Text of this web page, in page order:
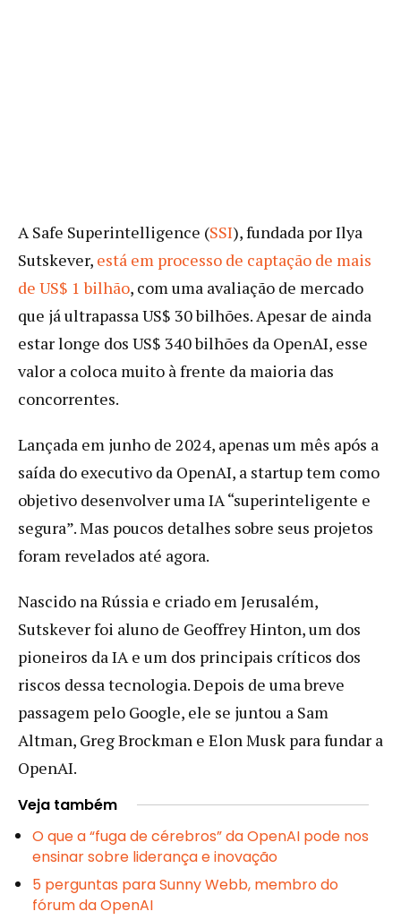
A Safe Superintelligence (SSI), fundada por Ilya
Sutskever, está em processo de captação de mais
de US$ 1 bilhão, com uma avaliação de mercado
que já ultrapassa US$ 30 bilhões. Apesar de ainda
estar longe dos US$ 340 bilhões da OpenAI, esse
valor a coloca muito à frente da maioria das
concorrentes.
Lançada em junho de 2024, apenas um mês após a
saída do executivo da OpenAI, a startup tem como
objetivo desenvolver uma IA “superinteligente e
segura”. Mas poucos detalhes sobre seus projetos
foram revelados até agora.
Nascido na Rússia e criado em Jerusalém,
Sutskever foi aluno de Geoffrey Hinton, um dos
pioneiros da IA e um dos principais críticos dos
riscos dessa tecnologia. Depois de uma breve
passagem pelo Google, ele se juntou a Sam
Altman, Greg Brockman e Elon Musk para fundar a
OpenAI.
Veja também
O que a “fuga de cérebros” da OpenAI pode nos
ensinar sobre liderança e inovação
5 perguntas para Sunny Webb, membro do
fórum da OpenAI